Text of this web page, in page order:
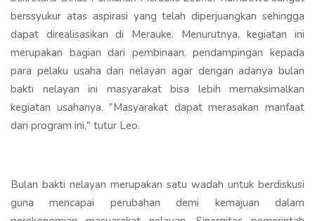
berssyukur atas aspirasi yang telah diperjuangkan sehingga
dapat direalisasikan di Merauke. Menurutnya, kegiatan ini
merupakan bagian dari pembinaan, pendampingan kepada
para pelaku usaha dan nelayan agar dengan adanya bulan
bakti nelayan ini masyarakat bisa lebih memaksimalkan
kegiatan usahanya. "Masyarakat dapat merasakan manfaat
dari program ini," tutur Leo.
Bulan bakti nelayan merupakan satu wadah untuk berdiskusi
guna mencapai perubahan demi kemajuan dalam